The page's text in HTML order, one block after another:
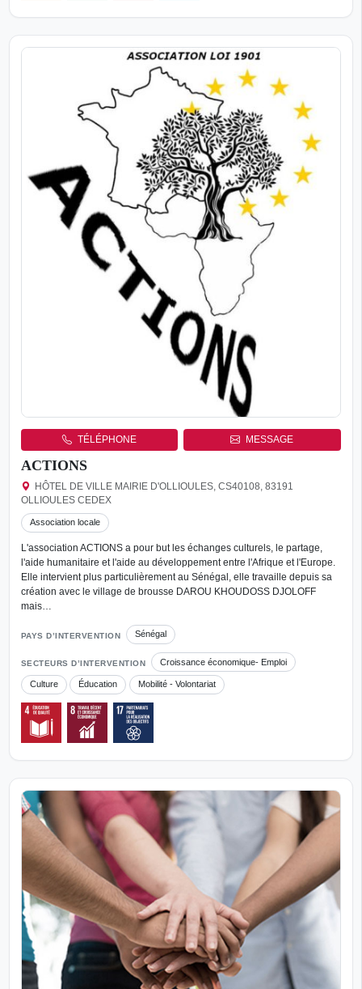
TÉLÉPHONE MESSAGE
ACTIONS
HÔTEL DE VILLE MAIRIE D'OLLIOULES, CS40108, 83191
OLLIOULES CEDEX
Association locale
L'association ACTIONS a pour but les échanges culturels, le partage,
l'aide humanitaire et l'aide au développement entre l'Afrique et l'Europe.
Elle intervient plus particulièrement au Sénégal, elle travaille depuis sa
création avec le village de brousse DAROU KHOUDOSS DJOLOFF
mais…
PAYS D’INTERVENTION Sénégal
SECTEURS D’INTERVENTION Croissance économique- Emploi
Culture Éducation Mobilité - Volontariat